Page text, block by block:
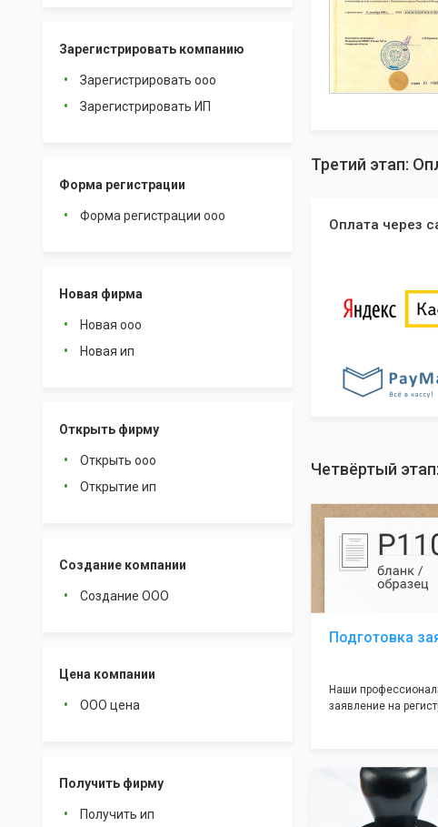
Зарегистрировать компанию
Зарегистрировать ооо
Зарегистрировать ИП
Форма регистрации
Форма регистрации ооо
Новая фирма
Новая ооо
Новая ип
Открыть фирму
Открыть ооо
Открытие ип
Создание компании
Создание ООО
Цена компании
ООО цена
Получить фирму
Получить ип
Третий этап:
Оплата через
Четвёртый
Подготовка
Наши
заявление на
чтобы не
сложности на себя
многолетним
без ошибок и дадут